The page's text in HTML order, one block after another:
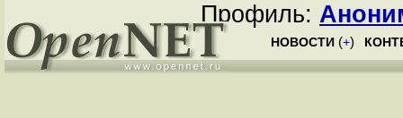
Профиль:
НОВОСТИ (+)